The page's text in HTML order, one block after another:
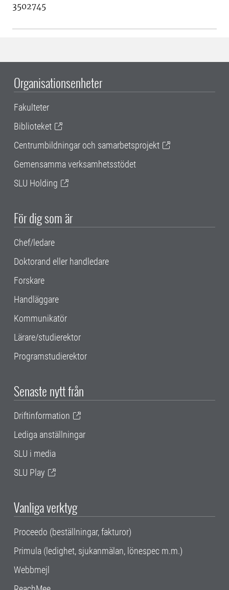
3502745
Organisationsenheter
Fakulteter
Biblioteket
Centrumbildningar och samarbetsprojekt
Gemensamma verksamhetsstödet
SLU Holding
För dig som är
Chef/ledare
Doktorand eller handledare
Forskare
Handläggare
Kommunikatör
Lärare/studierektor
Programstudierektor
Senaste nytt från
Driftinformation
Lediga anställningar
SLU i media
SLU Play
Vanliga verktyg
Proceedo (beställningar, fakturor)
Primula (ledighet, sjukanmälan, lönespec m.m.)
Webbmejl